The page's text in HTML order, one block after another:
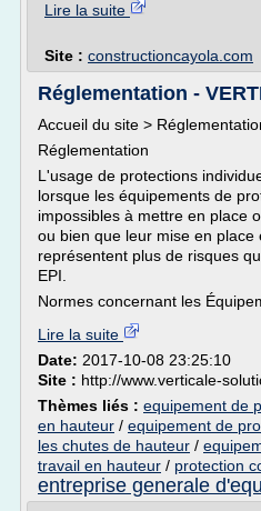
Lire la suite
Site : constructioncayola.com
Réglementation -
Accueil du site >
Réglementation
L'usage de protections
lorsque les équipements de
impossibles à mettre en place
ou bien que leur mise en place
représentent plus de risques
EPI.
Normes concernant les
Lire la suite
Date: 2017-10-08 23:25:10
Site : http://www.verticale-
Thèmes liés : equipement de
en hauteur / equipement de
les chutes de hauteur /
travail en hauteur / protection
entreprise generale